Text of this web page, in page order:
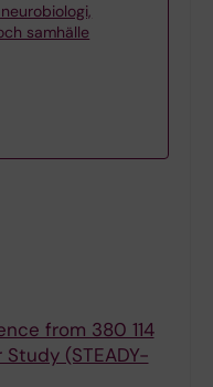
samhälle
from 380 114
(STEADY-